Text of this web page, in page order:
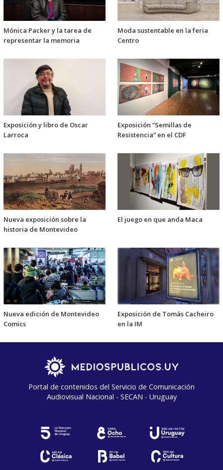
Mónica Packer y la tarea de
representar la memoria
Moda sustentable en la feria
Centro
Exposición y libro de Oscar
Larroca
Exposición “Semillas de
Resistencia” en el CDF
Nueva exposición sobre la
historia de Montevideo
El juego en que anda Maca
Nueva edición de Montevideo
Comics
Exposición de Tomás Cacheiro
en la IM
Portal de contenidos del Servicio de Comunicación
Audiovisual Nacional - SECAN - Uruguay